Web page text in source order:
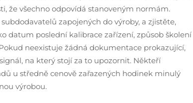
že všechno odpovídá stanoveným normám.
zapojených do výroby, a zjistěte,
datum poslední kalibrace zařízení, způsob školení
neexistuje žádná dokumentace prokazující,
na který stojí za to upozornit. Někteří
u středně cenově zařazených hodinek minulý
výrobou.